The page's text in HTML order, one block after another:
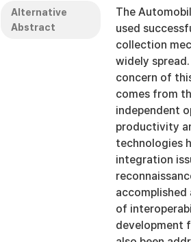
Alternative
Abstract
The
used
collection
widely
concern of
comes from
independent
productivity
technologies
integration
accomplished
of
development